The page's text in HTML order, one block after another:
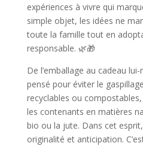
expériences à vivre qui
simple objet, les idées ne
toute la famille tout en
responsable. 🌿🎁
De l’emballage au cadeau
pensé pour éviter le
recyclables ou
les contenants en matières
bio ou la jute. Dans cet
originalité et anticipation.